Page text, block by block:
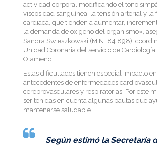
actividad corporal modificando el tono
viscosidad sanguínea, la tensión arterial y la
cardiaca, que tienden a aumentar,
la demanda de oxígeno del organismo»,
Sandra Swieszkowski (M.N. 84.898),
Unidad Coronaria del servicio de
Otamendi.
Estas dificultades tienen especial impacto
antecedentes de enfermedades
cerebrovasculares y respiratorias. Por este
ser tenidas en cuenta algunas pautas que
mantenerse saludable.
Según estimó la Secretaría